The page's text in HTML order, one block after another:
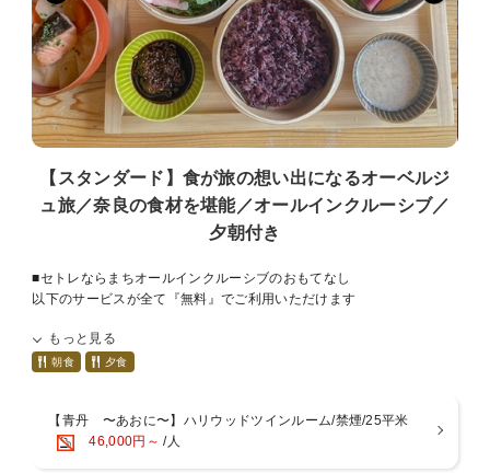
【スタンダード】食が旅の想い出になるオーベルジ
ュ旅／奈良の食材を堪能／オールインクルーシブ／
夕朝付き
■セトレならまちオールインクルーシブのおもてなし
以下のサービスが全て『無料』でご利用いただけます
∵*∴*∵*∴*∵*∴*∵*∴*∵*∴*∵*∴*∵*∴*∵
1. 宿泊者専用ラウンジのフード＆ドリンク
4. 中庭bioyardの足浴ドームのご利用
5. 早朝の奈良を歩いて知るガイド付きアクティビティ
もっと見る
朝食 夕食
【青丹 〜あおに〜】ハリウッドツインルーム/禁煙/25平米
46,000円～ /人